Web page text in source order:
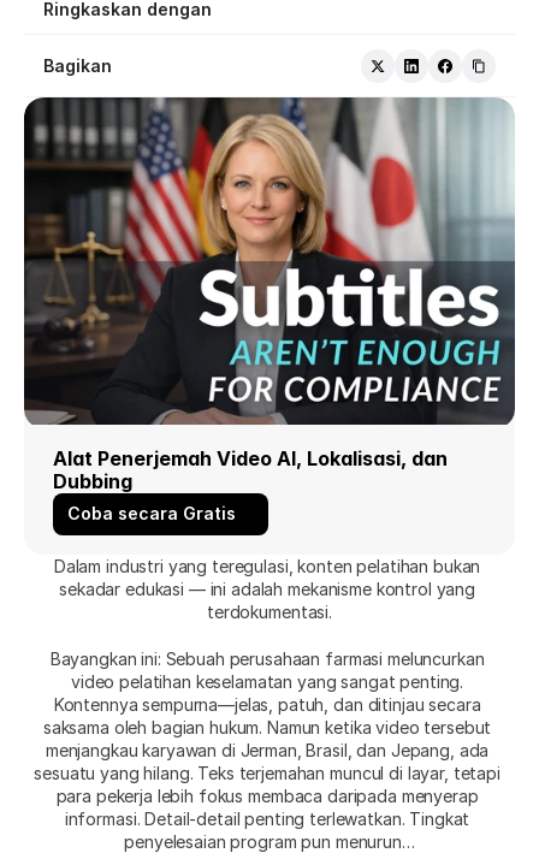
Ringkaskan dengan
Bagikan
Alat Penerjemah Video AI, Lokalisasi, dan
Dubbing
Coba secara Gratis
Dalam industri yang teregulasi, konten pelatihan bukan
sekadar edukasi — ini adalah mekanisme kontrol yang
terdokumentasi.
Bayangkan ini: Sebuah perusahaan farmasi meluncurkan
video pelatihan keselamatan yang sangat penting.
Kontennya sempurna—jelas, patuh, dan ditinjau secara
saksama oleh bagian hukum. Namun ketika video tersebut
menjangkau karyawan di Jerman, Brasil, dan Jepang, ada
sesuatu yang hilang. Teks terjemahan muncul di layar, tetapi
para pekerja lebih fokus membaca daripada menyerap
informasi. Detail-detail penting terlewatkan. Tingkat
penyelesaian program pun menurun…